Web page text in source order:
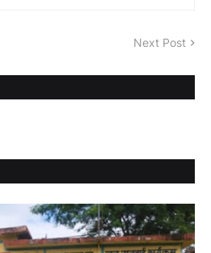
Next Post